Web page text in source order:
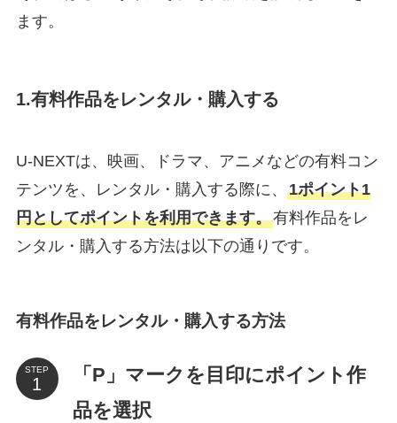
ます。
1.有料作品をレンタル・購入する
U-NEXTは、映画、ドラマ、アニメなどの有料コン
テンツを、レンタル・購入する際に、 1ポイント1
円としてポイントを利用できます。有料作品をレ
ンタル・購入する方法は以下の通りです。
有料作品をレンタル・購入する方法
STEP
「P」マークを目印にポイント作
品を選択